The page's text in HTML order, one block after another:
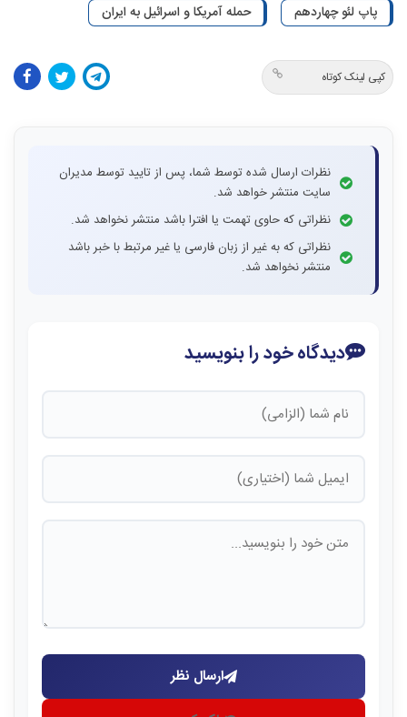
پاپ لئو چهاردهم حمله آمریکا و اسرائیل به ایران
کپی لینک کوتاه
نظرات ارسال شده توسط شما، پس از تایید توسط مدیران
سایت منتشر خواهد شد.
نظراتی که حاوی تهمت یا افترا باشد منتشر نخواهد شد.
نظراتی که به غیر از زبان فارسی یا غیر مرتبط با خبر باشد
منتشر نخواهد شد.
دیدگاه خود را بنویسید
ارسال نظر